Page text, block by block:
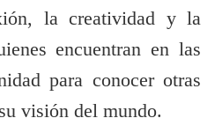
la creatividad y la
encuentran en las
para conocer otras
visión del mundo.